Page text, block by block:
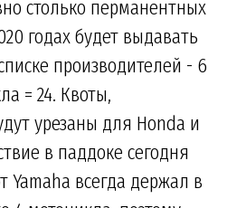
столько перманентных
годах будет выдавать
производителей - 6
= 24. Квоты,
урезаны для Honda и
в паддоке сегодня
Yamaha всегда держал в